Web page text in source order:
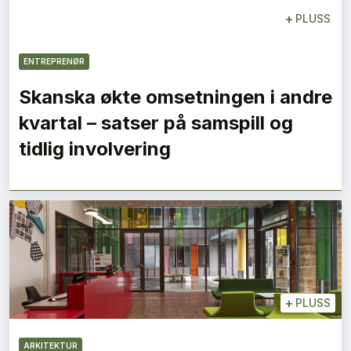
+ PLUSS
ENTREPRENØR
Skanska økte omsetningen i andre
kvartal – satser på samspill og
tidlig involvering
+ PLUSS
ARKITEKTUR